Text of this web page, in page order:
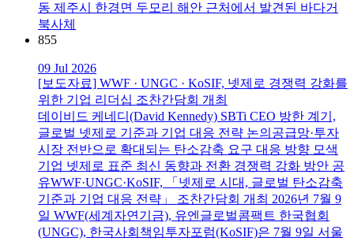
동 제주시 한경면 두모리 해안 근처에서 발견된 바다거
북사체
855
09 Jul 2026
[보도자료] WWF · UNGC · KoSIF, 넷제로 경쟁력 강화를
위한 기업 리더십 조찬간담회 개최
데이비드 케네디(David Kennedy) SBTi CEO 방한 계기,
글로벌 넷제로 기준과 기업 대응 전략 논의공급망·투자
시장 전반으로 확대되는 탄소감축 요구 대응 방향 모색
기업 넷제로 표준 최신 동향과 전환 경쟁력 강화 방안 공
유WWF·UNGC·KoSIF, 「넷제로 시대, 글로벌 탄소감축
기준과 기업 대응 전략」 조찬간담회 개최 2026년 7월 9
일 WWF(세계자연기금), 유엔글로벌콤팩트 한국협회
(UNGC), 한국사회책임투자포럼(KoSIF)은 7월 9일 서울